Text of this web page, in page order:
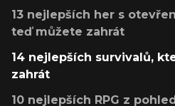
13 nejlepších her s
teď můžete zahrát
14 nejlepších survivalů,
zahrát
10 nejlepších RPG z